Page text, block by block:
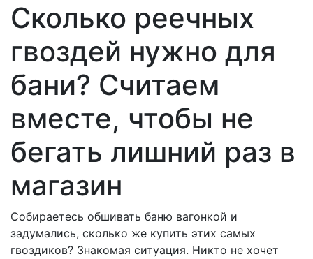
Сколько реечных
гвоздей нужно для
бани? Считаем
вместе, чтобы не
бегать лишний раз в
магазин
Собираетесь обшивать баню вагонкой и
задумались, сколько же купить этих самых
гвоздиков? Знакомая ситуация. Никто не хочет